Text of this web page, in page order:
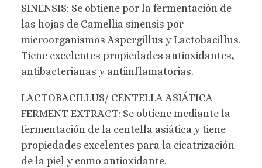
SINENSIS: Se obtiene por la fermentación de
las hojas de Camellia sinensis por
microorganismos Aspergillus y Lactobacillus.
Tiene excelentes propiedades antioxidantes,
antibacterianas y antiinflamatorias.
LACTOBACILLUS/ CENTELLA ASIÁTICA
FERMENT EXTRACT: Se obtiene mediante la
fermentación de la centella asiática y tiene
propiedades excelentes para la cicatrización
de la piel y como antioxidante.